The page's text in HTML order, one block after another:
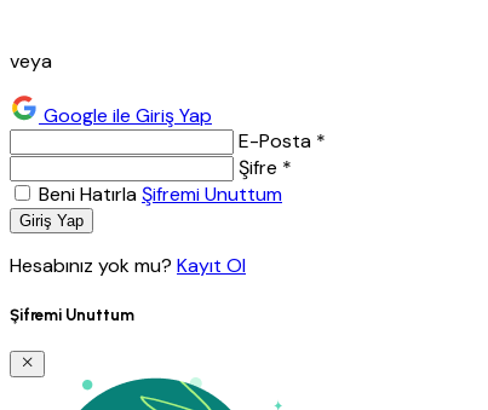
veya
Google ile Giriş Yap
E-Posta *
Şifre *
Beni HatırlaŞifremi Unuttum
Giriş Yap
Hesabınız yok mu? Kayıt Ol
Şifremi Unuttum